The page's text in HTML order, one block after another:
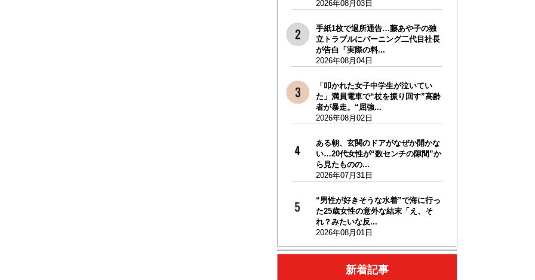
2026年08月03日
手紙1枚で退所通告…藤あや子の独
立トラブルにバーニング二代目社長
が告白「実際の料...
2026年08月04日
「叩かれた女子中学生が泣いてい
た」満員電車で“杖を振り回す”高齢
者が暴走。“屈強...
2026年08月02日
ある朝、玄関のドアがなぜか開かな
い…20代女性が“数センチの隙間”か
ら見たものの...
2026年07月31日
“男性が好きそうな水着”で海に行っ
た25歳女性の意外な結末「え、そ
れ？みたいな反...
2026年08月01日
新着記事